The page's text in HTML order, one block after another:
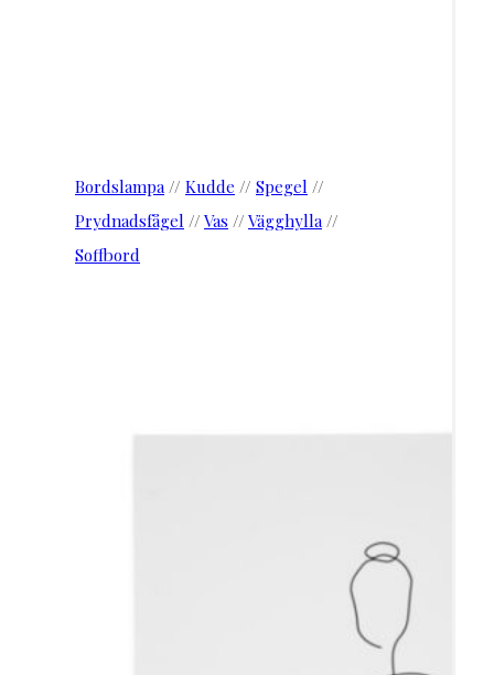
Bordslampa// Kudde // Spegel //
Prydnadsfågel // Vas // Vägghylla//
Soffbord